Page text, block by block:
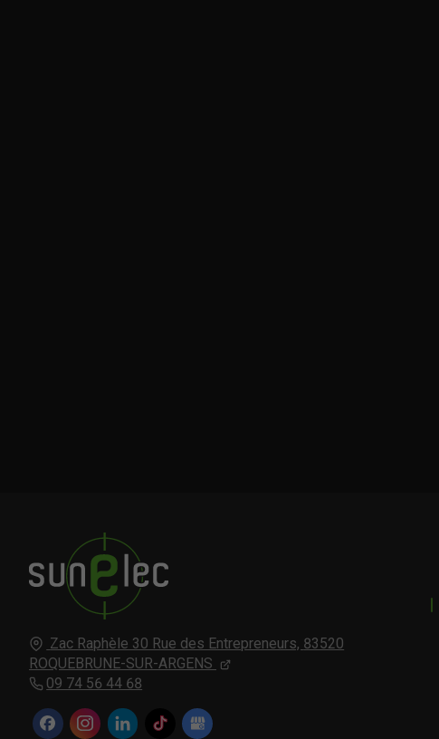
Zac Raphèle 30 Rue des Entrepreneurs, 83520
ROQUEBRUNE-SUR-ARGENS
09 74 56 44 68